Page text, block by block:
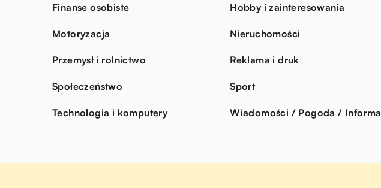
Finanse osobiste Hobby i zainteresowania
Motoryzacja Nieruchomości
Przemysł i rolnictwo Reklama i druk
Społeczeństwo Sport
Technologia i komputery Wiadomości / Pogoda /